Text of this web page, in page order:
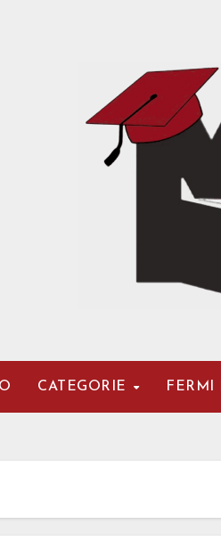
CATEGORIE FERMI